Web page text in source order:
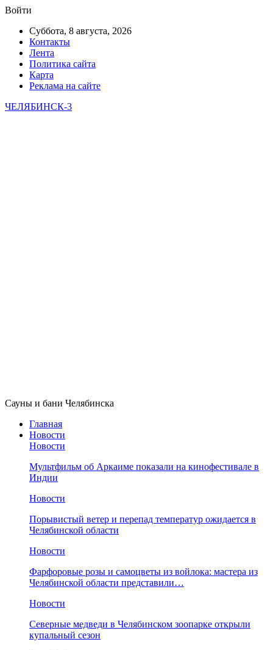
Войти
Суббота, 8 августа, 2026
Контакты
Лента
Политика сайта
Карта
Реклама на сайте
ЧЕЛЯБИНСК-3
Сауны и бани Челябинска
Главная
Новости
Новости
Мультфильм об Аркаиме показали на кинофестивале в
Индии
Новости
Порывистый ветер и перепад температур ожидается в
Челябинской области
Новости
Фарфоровые розы и самоцветы из войлока: мастера из
Челябинской области представили…
Новости
Северные медведи в Челябинском зоопарке открыли
купальный сезон